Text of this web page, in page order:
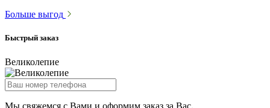
Больше выгод
Быстрый заказ
Великолепие
Мы свяжемся с Вами и оформим заказ за Вас.